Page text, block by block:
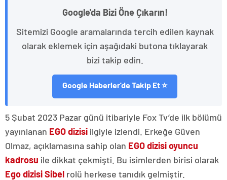
Google'da Bizi Öne Çıkarın!
Sitemizi Google aramalarında tercih edilen kaynak
olarak eklemek için aşağıdaki butona tıklayarak
bizi takip edin.
Google Haberler'de Takip Et ⭐
5 Şubat 2023 Pazar günü itibariyle Fox Tv’de ilk bölümü
yayınlanan EGO dizisi ilgiyle izlendi. Erkeğe Güven
Olmaz, açıklamasına sahip olan EGO dizisi oyuncu
kadrosu ile dikkat çekmişti. Bu isimlerden birisi olarak
Ego dizisi Sibel rolü herkese tanıdık gelmiştir.